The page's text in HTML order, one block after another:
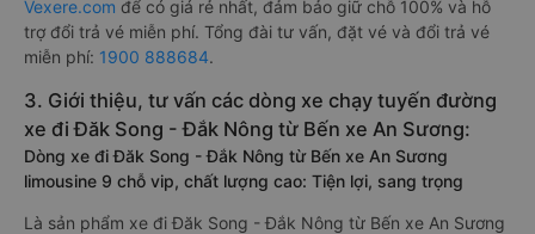
Vexere.com để có giá rẻ nhất, đảm bảo giữ chỗ 100% và hỗ
trợ đổi trả vé miễn phí. Tổng đài tư vấn, đặt vé và đổi trả vé
miễn phí: 1900 888684.
3. Giới thiệu, tư vấn các dòng xe chạy tuyến đường
xe đi Đăk Song - Đắk Nông từ Bến xe An Sương:
Dòng xe đi Đăk Song - Đắk Nông từ Bến xe An Sương
limousine 9 chỗ vip, chất lượng cao: Tiện lợi, sang trọng
Là sản phẩm xe đi Đăk Song - Đắk Nông từ Bến xe An Sương